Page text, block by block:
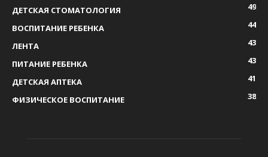
ДЕТСКАЯ СТОМАТОЛОГИЯ
49
ВОСПИТАНИЕ РЕБЕНКА
44
ЛЕНТА
43
ПИТАНИЕ РЕБЕНКА
43
ДЕТСКАЯ АПТЕКА
41
ФИЗИЧЕСКОЕ ВОСПИТАНИЕ
38